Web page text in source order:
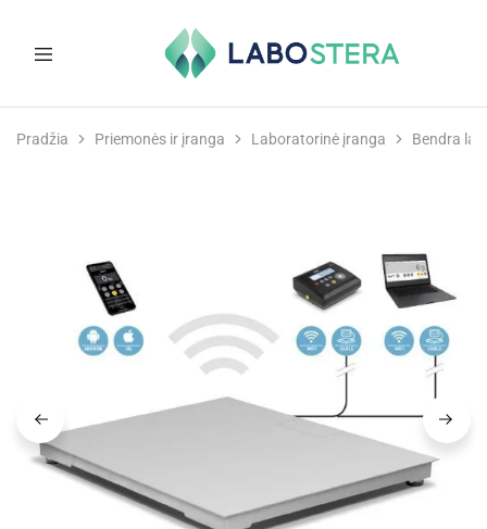
ir
Pradžia Priemonės ir įranga Laboratorinė įranga Bendra